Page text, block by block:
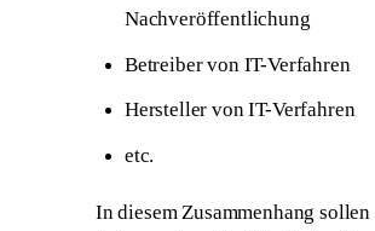
Nachveröffentlichung
Betreiber von IT-Verfahren
Hersteller von IT-Verfahren
etc.
In diesem Zusammenhang sollen